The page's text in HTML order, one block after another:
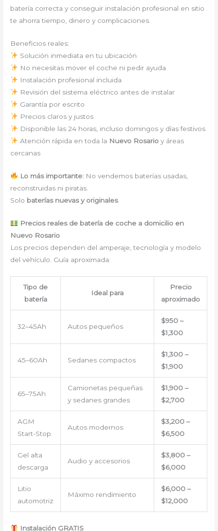
batería correcta y conseguir instalación profesional en sitio
te ahorra tiempo, dinero y complicaciones.
Beneficios reales:
Solución inmediata en tu ubicación
No necesitas mover el coche ni pedir ayuda
Instalación profesional incluida
Revisión del sistema eléctrico antes de instalar
Garantía por escrito
Precios claros y justos
Disponible las 24 horas, incluso domingos y días festivos
Atención rápida en toda la Nuevo Rosario y áreas
cercanas
Lo más importante:No vendemos baterías usadas,
reconstruidas ni piratas.
Solo baterías nuevas y originales.
Precios reales de batería de coche a domicilio en
Nuevo Rosario
Los precios dependen del amperaje, tecnología y modelo
del vehículo. Guía aproximada:
Tipo de
batería
Ideal para
Precio
aproximado
32–45Ah Autos pequeños
$950 –
$1,300
45–60Ah Sedanes compactos
$1,300 –
$1,900
65–75Ah
Camionetas pequeñas
y sedanes grandes
$1,900 –
$2,700
AGM
Start-Stop
Autos modernos
$3,200 –
$6,500
Gel alta
descarga
Audio y accesorios
$3,800 –
$6,000
Litio
automotriz
Máximo rendimiento
$6,000 –
$12,000
Instalación GRATIS